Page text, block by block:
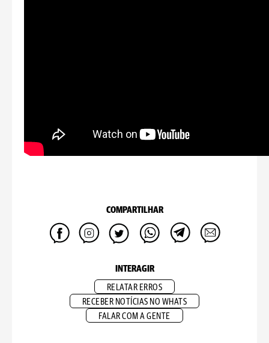
COMPARTILHAR
INTERAGIR
RELATAR ERROS
RECEBER NOTÍCIAS NO WHATS
FALAR COM A GENTE